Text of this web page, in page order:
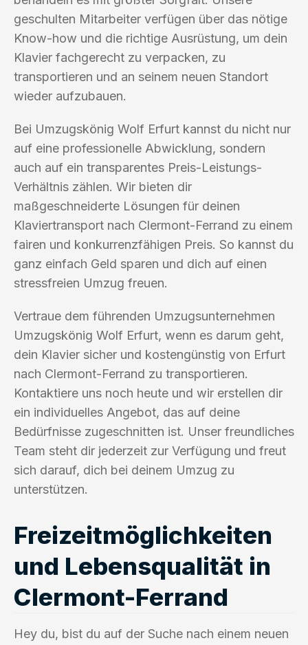
geschulten Mitarbeiter verfügen über das nötige
Know-how und die richtige Ausrüstung, um dein
Klavier fachgerecht zu verpacken, zu
transportieren und an seinem neuen Standort
wieder aufzubauen.
Bei Umzugskönig Wolf Erfurt kannst du nicht nur
auf eine professionelle Abwicklung, sondern
auch auf ein transparentes Preis-Leistungs-
Verhältnis zählen. Wir bieten dir
maßgeschneiderte Lösungen für deinen
Klaviertransport nach Clermont-Ferrand zu einem
fairen und konkurrenzfähigen Preis. So kannst du
ganz einfach Geld sparen und dich auf einen
stressfreien Umzug freuen.
Vertraue dem führenden Umzugsunternehmen
Umzugskönig Wolf Erfurt, wenn es darum geht,
dein Klavier sicher und kostengünstig von Erfurt
nach Clermont-Ferrand zu transportieren.
Kontaktiere uns noch heute und wir erstellen dir
ein individuelles Angebot, das auf deine
Bedürfnisse zugeschnitten ist. Unser freundliches
Team steht dir jederzeit zur Verfügung und freut
sich darauf, dich bei deinem Umzug zu
unterstützen.
Freizeitmöglichkeiten
und Lebensqualität in
Clermont-Ferrand
Hey du, bist du auf der Suche nach einem neuen